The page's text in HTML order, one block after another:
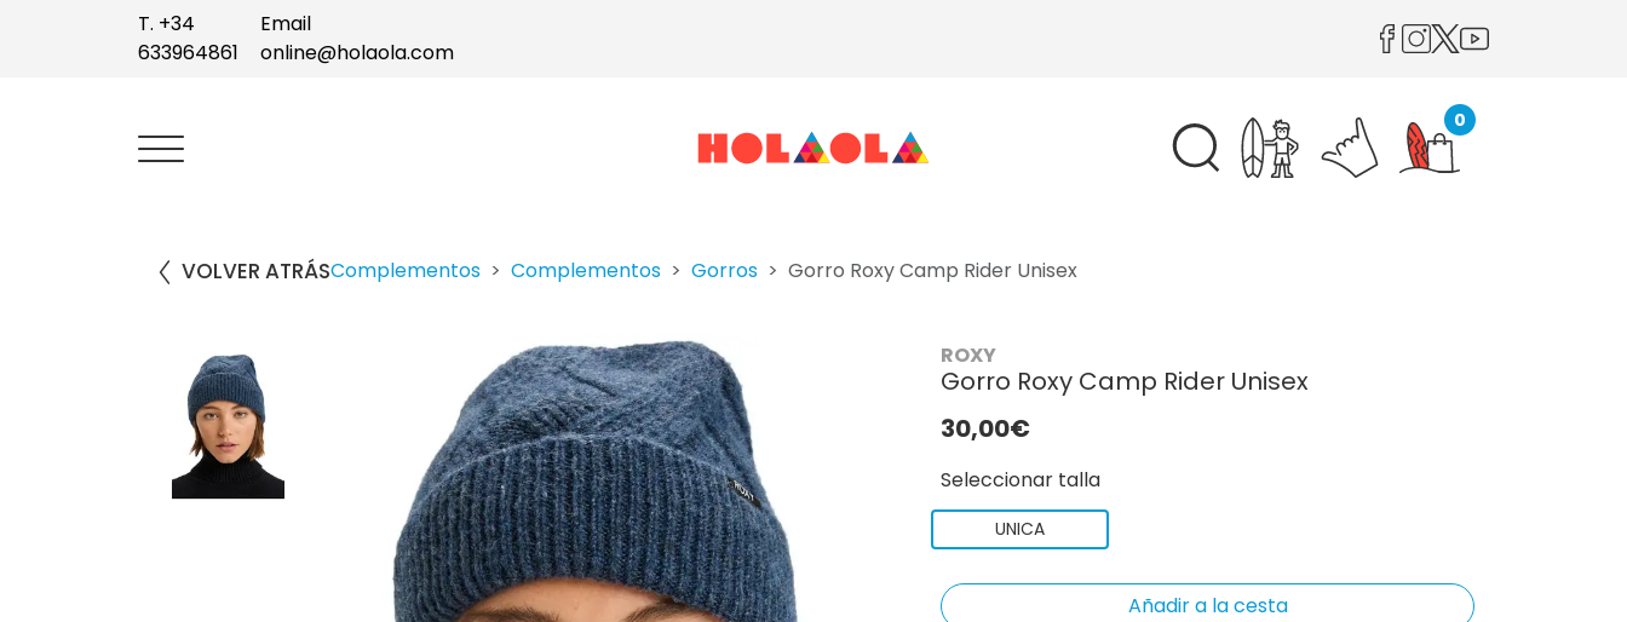
T. +34
633964861
Email
online@holaola.com
0
VOLVER ATRÁSComplementos Complementos Gorros Gorro Roxy Camp Rider Unisex
ROXY
Gorro Roxy Camp Rider Unisex
30,00€
Seleccionar talla
UNICA